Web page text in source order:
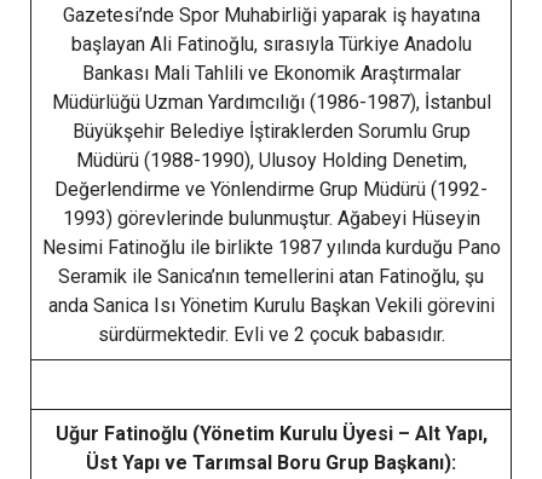
Gazetesi’nde Spor Muhabirliği yaparak iş hayatına
başlayan Ali Fatinoğlu, sırasıyla Türkiye Anadolu
Bankası Mali Tahlili ve Ekonomik Araştırmalar
Müdürlüğü Uzman Yardımcılığı (1986-1987), İstanbul
Büyükşehir Belediye İştiraklerden Sorumlu Grup
Müdürü (1988-1990), Ulusoy Holding Denetim,
Değerlendirme ve Yönlendirme Grup Müdürü (1992-
1993) görevlerinde bulunmuştur. Ağabeyi Hüseyin
Nesimi Fatinoğlu ile birlikte 1987 yılında kurduğu Pano
Seramik ile Sanica’nın temellerini atan Fatinoğlu, şu
anda Sanica Isı Yönetim Kurulu Başkan Vekili görevini
sürdürmektedir. Evli ve 2 çocuk babasıdır.
Uğur Fatinoğlu (Yönetim Kurulu Üyesi – Alt Yapı,
Üst Yapı ve Tarımsal Boru Grup Başkanı):